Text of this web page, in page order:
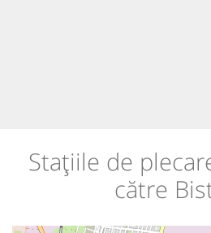
Stațiile de
către